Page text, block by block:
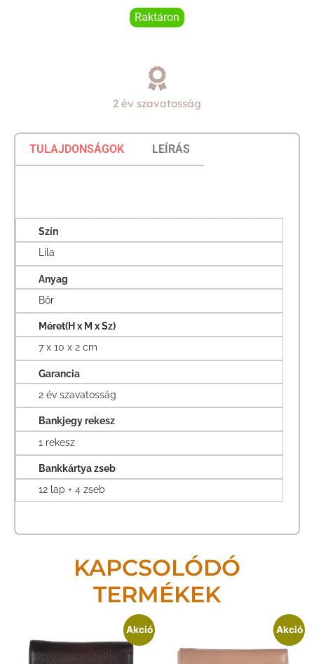
Raktáron
2 év szavatosság
TULAJDONSÁGOK LEÍRÁS
Szín
Lila
Anyag
Bőr
Méret(H x M x Sz)
7 x 10 x 2 cm
Garancia
2 év szavatosság
Bankjegy rekesz
1 rekesz
Bankkártya zseb
12 lap + 4 zseb
KAPCSOLÓDÓ
TERMÉKEK
Akció Akció